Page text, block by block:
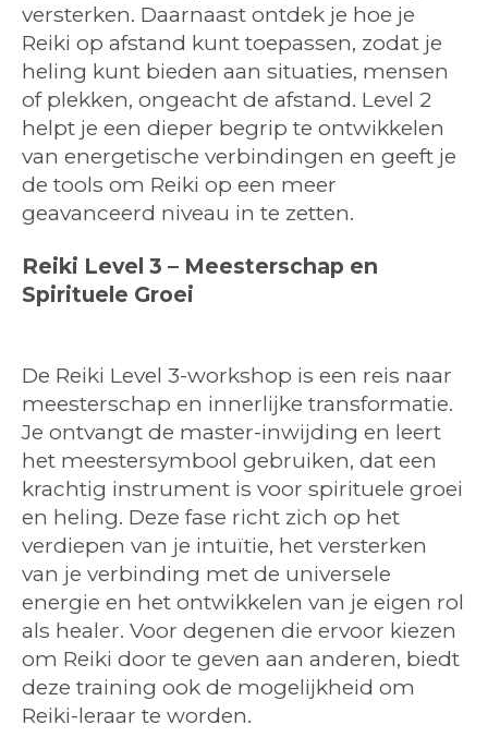
versterken. Daarnaast ontdek je hoe je
Reiki op afstand kunt toepassen, zodat je
heling kunt bieden aan situaties, mensen
of plekken, ongeacht de afstand. Level 2
helpt je een dieper begrip te ontwikkelen
van energetische verbindingen en geeft je
de tools om Reiki op een meer
geavanceerd niveau in te zetten.
Reiki Level 3 – Meesterschap en
Spirituele Groei
De Reiki Level 3-workshop is een reis naar
meesterschap en innerlijke transformatie.
Je ontvangt de master-inwijding en leert
het meestersymbool gebruiken, dat een
krachtig instrument is voor spirituele groei
en heling. Deze fase richt zich op het
verdiepen van je intuïtie, het versterken
van je verbinding met de universele
energie en het ontwikkelen van je eigen rol
als healer. Voor degenen die ervoor kiezen
om Reiki door te geven aan anderen, biedt
deze training ook de mogelijkheid om
Reiki-leraar te worden.